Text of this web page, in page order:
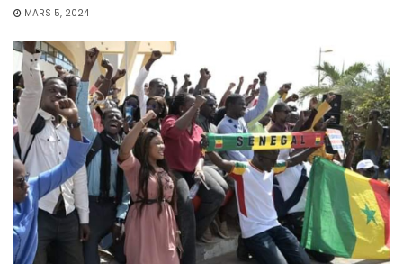
MARS 5, 2024